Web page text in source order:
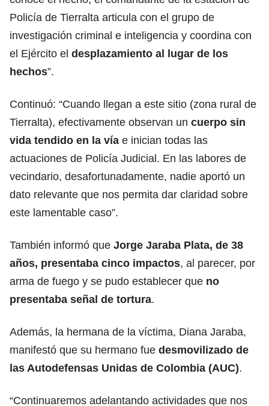
Policía de Tierralta articula con el grupo de
investigación criminal e inteligencia y coordina con
el Ejército el desplazamiento al lugar de los
hechos”.
Continuó: “Cuando llegan a este sitio (zona rural de
Tierralta), efectivamente observan un cuerpo sin
vida tendido en la vía e inician todas las
actuaciones de Policía Judicial. En las labores de
vecindario, desafortunadamente, nadie aportó un
dato relevante que nos permita dar claridad sobre
este lamentable caso”.
También informó que Jorge Jaraba Plata, de 38
años, presentaba cinco impactos, al parecer, por
arma de fuego y se pudo establecer que no
presentaba señal de tortura.
Además, la hermana de la víctima, Diana Jaraba,
manifestó que su hermano fue desmovilizado de
las Autodefensas Unidas de Colombia (AUC).
“Continuaremos adelantando actividades que nos